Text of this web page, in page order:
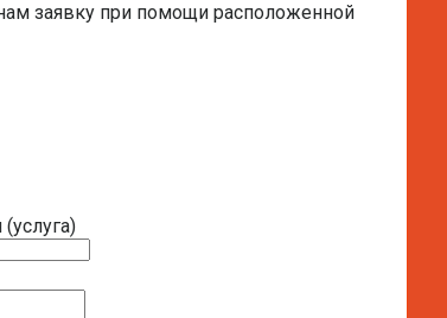
заявку при помощи расположенной
TECE
TECE (TECEFLEX)